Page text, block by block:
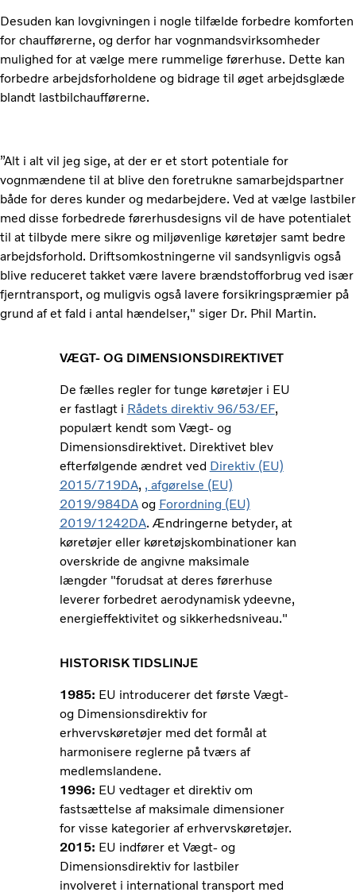
Desuden kan lovgivningen i nogle tilfælde forbedre komforten
for chaufførerne, og derfor har vognmandsvirksomheder
mulighed for at vælge mere rummelige førerhuse. Dette kan
forbedre arbejdsforholdene og bidrage til øget arbejdsglæde
blandt lastbilchaufførerne.
”Alt i alt vil jeg sige, at der er et stort potentiale for
vognmændene til at blive den foretrukne samarbejdspartner
både for deres kunder og medarbejdere. Ved at vælge lastbiler
med disse forbedrede førerhusdesigns vil de have potentialet
til at tilbyde mere sikre og miljøvenlige køretøjer samt bedre
arbejdsforhold. Driftsomkostningerne vil sandsynligvis også
blive reduceret takket være lavere brændstofforbrug ved især
fjerntransport, og muligvis også lavere forsikringspræmier på
grund af et fald i antal hændelser," siger Dr. Phil Martin.
VÆGT- OG DIMENSIONSDIREKTIVET
De fælles regler for tunge køretøjer i EU
er fastlagt i Rådets direktiv 96/53/EF,
populært kendt som Vægt- og
Dimensionsdirektivet. Direktivet blev
efterfølgende ændret ved Direktiv (EU)
2015/719DA, , afgørelse (EU)
2019/984DAog Forordning (EU)
2019/1242DA. Ændringerne betyder, at
køretøjer eller køretøjskombinationer kan
overskride de angivne maksimale
længder "forudsat at deres førerhuse
leverer forbedret aerodynamisk ydeevne,
energieffektivitet og sikkerhedsniveau."
HISTORISK TIDSLINJE
1985: EU introducerer det første Vægt-
og Dimensionsdirektiv for
erhvervskøretøjer med det formål at
harmonisere reglerne på tværs af
medlemslandene.
1996: EU vedtager et direktiv om
fastsættelse af maksimale dimensioner
for visse kategorier af erhvervskøretøjer.
2015: EU indfører et Vægt- og
Dimensionsdirektiv for lastbiler
involveret i international transport med